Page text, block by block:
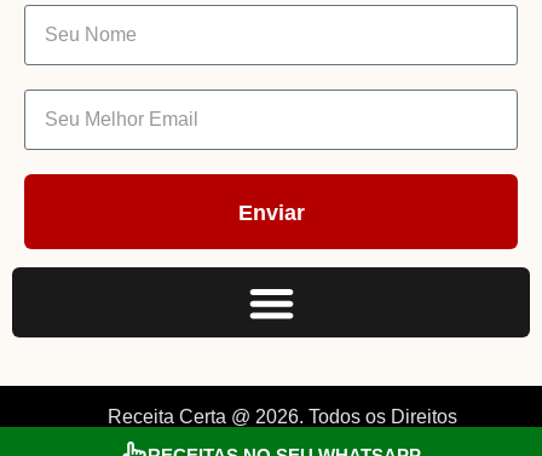
Enviar
Receita Certa @ 2026. Todos os Direitos